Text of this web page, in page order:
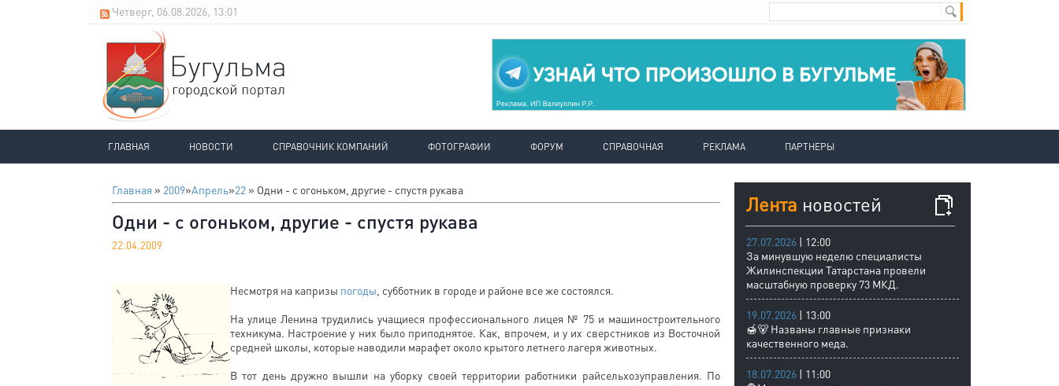
Четверг, 06.08.2026, 13:01
ГЛАВНАЯ НОВОСТИ СПРАВОЧНИК КОМПАНИЙ ФОТОГРАФИИ ФОРУМ СПРАВОЧНАЯ РЕКЛАМА ПАРТНЕРЫ
Главная » 2009»Апрель»22 » Одни - с огоньком, другие - спустя рукава
Одни - с огоньком, другие - спустя рукава
22.04.2009
Несмотря на капризы погоды , субботник в городе и районе все же состоялся.
На улице Ленина трудились учащиеся профессионального лицея № 75 и машиностроительного
техникума. Настроение у них было приподнятое. Как, впрочем, и у их сверстников из Восточной
средней школы, которые наводили марафет около крытого летнего лагеря животных.
В тот день дружно вышли на уборку своей территории работники райсельхозуправления. По
Лента новостей
27.07.2026 | 12:00
За минувшую неделю специалисты
Жилинспекции Татарстана провели
масштабную проверку 73 МКД.
19.07.2026 | 13:00
🍯🐻 Названы главные признаки
качественного меда.
18.07.2026 | 11:00